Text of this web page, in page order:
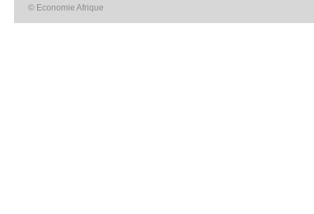
© Economie Afrique